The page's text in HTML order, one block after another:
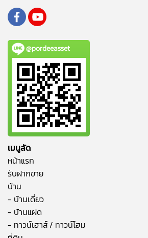
@pordeeasset
เมนูลัด
หน้าแรก
รับฝากขาย
บ้าน
- บ้านเดี่ยว
- บ้านแฝด
- ทาวน์เฮาส์ / ทาวน์โฮม